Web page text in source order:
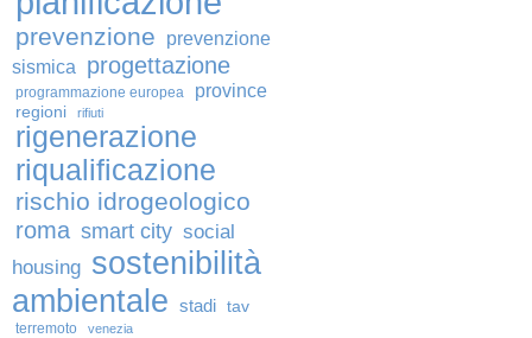
prevenzione
prevenzione
sismica
progettazione
programmazione europea province
regioni rifiuti
rigenerazione
riqualificazione
rischio idrogeologico
roma smart city social
housing sostenibilità
ambientale stadi tav
terremoto venezia